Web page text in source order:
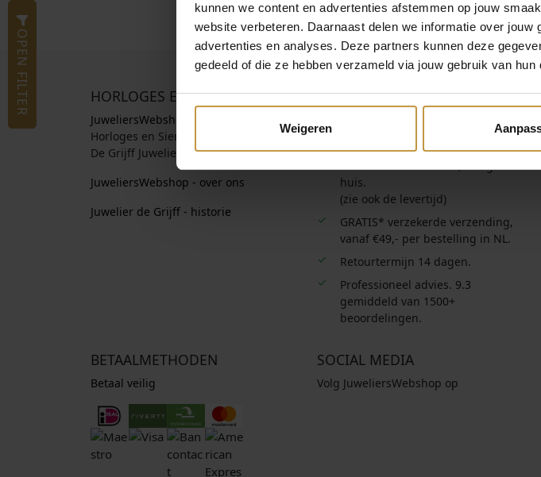
kunnen we content en advertenties afstemmen op jouw
website verbeteren. Daarnaast delen we informatie over
advertenties en analyses. Deze partners kunnen deze
gedeeld of die ze hebben verzameld via jouw gebruik van hun
Weigeren
OPEN FILTER HORLOGES EN SIERADEN
JuweliersWebshop.nl
Horloges en Sieraden Webshop
De Grijff Juweliers Zutphen
JuweliersWebshop - over ons
Juwelier de Grijff - historie
OFFICIEEL DEALER
Informatie over bestellen
huis.
(zie ook de levertijd)
GRATIS* verzekerde verzending,
vanaf €49,- per bestelling in NL.
Retourtermijn 14 dagen.
Professioneel advies. 9.3
gemiddeld van 1500+
beoordelingen.
BETAALMETHODEN
Betaal veilig
SOCIAL MEDIA
Volg JuweliersWebshop op